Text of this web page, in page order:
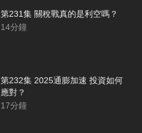
第231集 關稅戰真的是利空嗎？
14分鐘
第232集 2025通膨加速 投資如何
應對？
17分鐘